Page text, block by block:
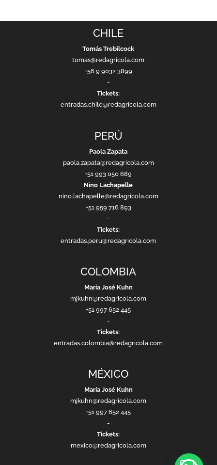
CHILE
Tomás Trebilcock
tomas@redagricola.com
+56 9 9032 3899
-
Tickets:
entradas.chile@redagricola.com
PERÚ
Paola Zapata
paola.zapata@redagricola.com
+51 993 050 689
Nino Lachapelle
nino.lachapelle@redagricola.com
+51 959 716 893
-
Tickets:
entradas.peru@redagricola.com
COLOMBIA
María José Kuhn
mjkuhn@redagricola.com
+51 997 652 445
-
Tickets:
entradas.colombia@redagricola.com
MÉXICO
María José Kuhn
mjkuhn@redagricola.com
+51 997 652 445
-
Tickets:
mexico@redagricola.com